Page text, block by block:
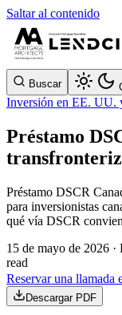
Saltar al contenido
Buscar
Inversión en EE. UU.
Préstamo
Préstamo DSCR
para inversionistas
qué vía DSCR
15 de mayo de 2026 ·
read
Reservar una llamada
Descargar PDF